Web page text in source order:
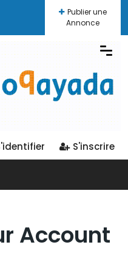
Publier une
Annonce
S'inscrire
Account